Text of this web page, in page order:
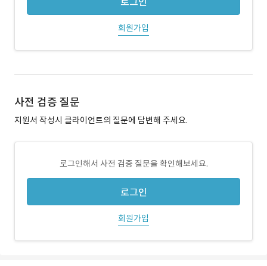
회원가입
사전 검증 질문
지원서 작성시 클라이언트의 질문에 답변해 주세요.
로그인해서 사전 검증 질문을 확인해보세요.
로그인
회원가입